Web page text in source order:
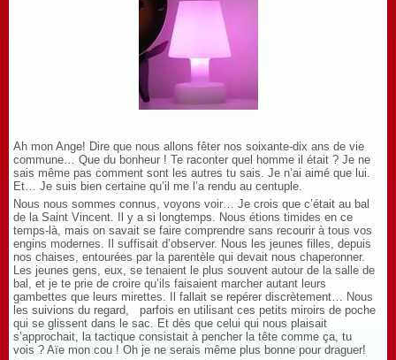
Ah mon Ange! Dire que nous allons fêter nos soixante-dix ans de vie
commune… Que du bonheur ! Te raconter quel homme il était ? Je ne
sais même pas comment sont les autres tu sais. Je n’ai aimé que lui.
Et… Je suis bien certaine qu’il me l’a rendu au centuple.
Nous nous sommes connus, voyons voir… Je crois que c’était au bal
de la Saint Vincent. Il y a si longtemps. Nous étions timides en ce
temps-là, mais on savait se faire comprendre sans recourir à tous vos
engins modernes. Il suffisait d’observer. Nous les jeunes filles, depuis
nos chaises, entourées par la parentèle qui devait nous chaperonner.
Les jeunes gens, eux, se tenaient le plus souvent autour de la salle de
bal, et je te prie de croire qu’ils faisaient marcher autant leurs
gambettes que leurs mirettes. Il fallait se repérer discrètement… Nous
les suivions du regard, parfois en utilisant ces petits miroirs de poche
qui se glissent dans le sac. Et dès que celui qui nous plaisait
s’approchait, la tactique consistait à pencher la tête comme ça, tu
vois ? Aïe mon cou ! Oh je ne serais même plus bonne pour draguer!